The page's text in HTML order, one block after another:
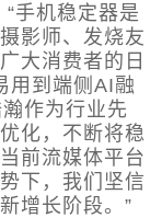
“手机稳定器是
影师、发烧友
大消费者的日
用到端侧AI融
作为行业先
化，不断将稳
前流媒体平台
下，我们坚信
增长阶段。”